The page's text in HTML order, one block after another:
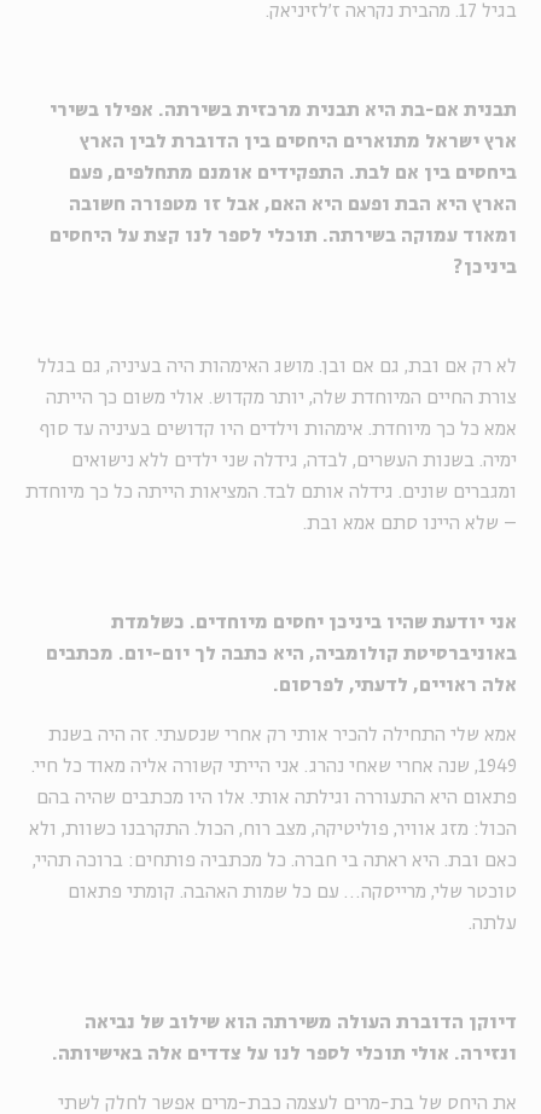
בגיל 17. מהבית נקראה ז'לזיניאק.
תבנית אם-בת היא תבנית מרכזית בשירתה. אפילו בשירי
ארץ ישראל מתוארים היחסים בין הדוברת לבין הארץ
ביחסים בין אם לבת. התפקידים אומנם מתחלפים, פעם
הארץ היא הבת ופעם היא האם, אבל זו מטפורה חשובה
ומאוד עמוקה בשירתה. תוכלי לספר לנו קצת על היחסים
ביניכן?
לא רק אם ובת, גם אם ובן. מושג האימהות היה בעיניה, גם בגלל
צורת החיים המיוחדת שלה, יותר מקדוש. אולי משום כך הייתה
אמא כל כך מיוחדת. אימהות וילדים היו קדושים בעיניה עד סוף
ימיה. בשנות העשרים, לבדה, גידלה שני ילדים ללא נישואים
ומגברים שונים. גידלה אותם לבד. המציאות הייתה כל כך מיוחדת
– שלא היינו סתם אמא ובת.
אני יודעת שהיו ביניכן יחסים מיוחדים. כשלמדת
באוניברסיטת קולומביה, היא כתבה לך יום-יום. מכתבים
אלה ראויים, לדעתי, לפרסום.
אמא שלי התחילה להכיר אותי רק אחרי שנסעתי. זה היה בשנת
1949, שנה אחרי שאחי נהרג. אני הייתי קשורה אליה מאוד כל חיי.
פתאום היא התעוררה וגילתה אותי. אלו היו מכתבים שהיה בהם
הכול: מזג אוויר, פוליטיקה, מצב רוח, הכול. התקרבנו כשוות, ולא
כאם ובת. היא ראתה בי חברה. כל מכתביה פותחים: ברוכה תהיי,
טוכטר שלי, מרייסקה… עם כל שמות האהבה. קומתי פתאום
עלתה.
דיוקן הדוברת העולה משירתה הוא שילוב של נביאה
ונזירה. אולי תוכלי לספר לנו על צדדים אלה באישיותה.
את היחס של בת-מרים לעצמה כבת-מרים אפשר לחלק לשתי